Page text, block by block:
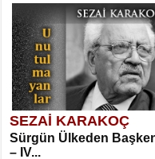
Vagon’da Bir Şairle...
SITKI CANEY
Mehmet Çoban
Elmira...
SEZAİ KARAKOÇ
Sürgün Ülkeden
– IV...